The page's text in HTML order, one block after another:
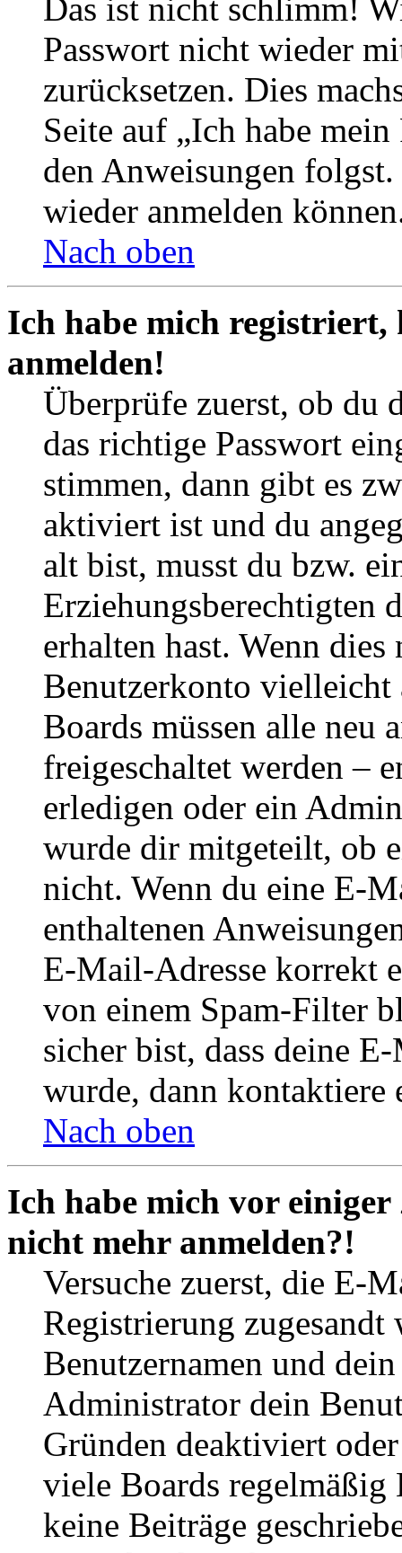
Das ist nicht schlimm!
Passwort nicht wieder
zurücksetzen. Dies
Seite auf „Ich habe
den Anweisungen
wieder anmelden
Nach oben
Ich habe mich
anmelden!
Überprüfe zuerst, ob du
das richtige Passwort
stimmen, dann gibt es
aktiviert ist und du
alt bist, musst du bzw.
Erziehungsberechtigten
erhalten hast. Wenn
Benutzerkonto
Boards müssen alle neu
freigeschaltet werden –
erledigen oder ein
wurde dir mitgeteilt, ob
nicht. Wenn du eine E-
enthaltenen
E-Mail-Adresse korrekt
von einem Spam-Filter
sicher bist, dass deine
wurde, dann kontaktiere
Nach oben
Ich habe mich vor
nicht mehr anmelden?!
Versuche zuerst, die E-
Registrierung
Benutzernamen und
Administrator dein
Gründen deaktiviert
viele Boards
keine Beiträge